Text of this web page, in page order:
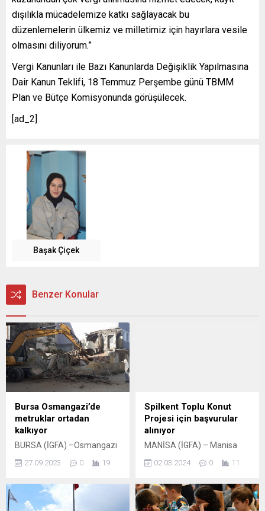
dışılıkla mücadelemize katkı sağlayacak bu
düzenlemelerin ülkemiz ve milletimiz için hayırlara vesile
olmasını diliyorum.”
Vergi Kanunları ile Bazı Kanunlarda Değişiklik Yapılmasına
Dair Kanun Teklifi, 18 Temmuz Perşembe günü TBMM
Plan ve Bütçe Komisyonunda görüşülecek.
[ad_2]
Başak Çiçek
Benzer Konular
Bursa Osmangazi’de
metruklar ortadan
kalkıyor
BURSA (İGFA) –Osmangazi
sakinlerinin emniyeti ve
oluşturan metruk binaları
tespit edip, yapılan
27.09.2023 0 19
Spilkent Toplu Konut
Projesi için başvurular
alınıyor
MANİSA (İGFA) – Manisa
Başkanı Cengiz Ergün, 29
Merkezi Lale Salonu’nda
düzenlediği toplantıda,
02.03.2024 0 11